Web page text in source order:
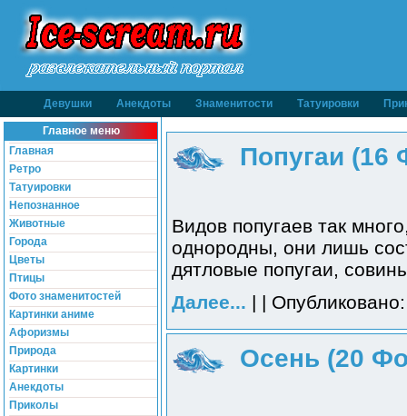
Девушки Анекдоты Знаменитости Татуировки
Главное меню
Главная
Ретро
Татуировки
Непознанное
Животные
Города
Цветы
Птицы
Фото знаменитостей
Картинки аниме
Афоризмы
Природа
Картинки
Анекдоты
Приколы
Попугаи (16
Видов попугаев так
однородны, они лишь
дятловые попугаи,
Далее... | |
Осень (20